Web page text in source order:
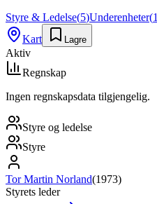
Styre & Ledelse(5)Underenheter(1
Kart
Lagre
Aktiv
Regnskap
Ingen regnskapsdata tilgjengelig.
Styre og ledelse
Styre
Tor Martin Norland(1973)
Styrets leder